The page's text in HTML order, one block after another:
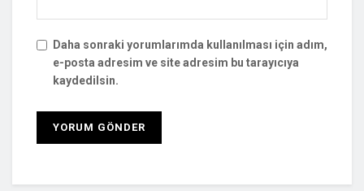
Daha sonraki yorumlarımda kullanılması için adım,
e-posta adresim ve site adresim bu tarayıcıya
kaydedilsin.